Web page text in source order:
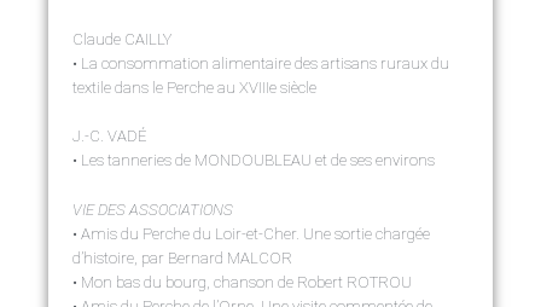
Claude CAILLY
• La consommation alimentaire des artisans ruraux du
textile dans le Perche au XVIIIe siècle
J.-C. VADÉ
• Les tanneries de MONDOUBLEAU et de ses environs
VIE DES ASSOCIATIONS
• Amis du Perche du Loir-et-Cher. Une sortie chargée
d’histoire, par Bernard MALCOR
• Mon bas du bourg, chanson de Robert ROTROU